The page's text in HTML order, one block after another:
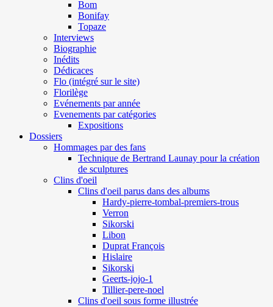
Bom
Bonifay
Topaze
Interviews
Biographie
Inédits
Dédicaces
Flo (intégré sur le site)
Florilège
Evénements par année
Evenements par catégories
Expositions
Dossiers
Hommages par des fans
Technique de Bertrand Launay pour la création
de sculptures
Clins d'oeil
Clins d'oeil parus dans des albums
Hardy-pierre-tombal-premiers-trous
Verron
Sikorski
Libon
Duprat François
Hislaire
Sikorski
Geerts-jojo-1
Tillier-pere-noel
Clins d'oeil sous forme illustrée